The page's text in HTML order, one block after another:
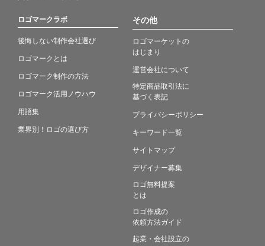
ロゴマークラボ
後悔しない制作会社選び
ロゴマークとは
ロゴマーク制作の方法
ロゴマーク活用ノウハウ
用語集
業界別！ロゴの選び方
その他
ロゴマーケットの
はじまり
運営会社について
特定商品取引法に
基づく表記
プライバシーポリシー
キーワード一覧
サイトマップ
デザイナー募集
ロゴ無料提案
とは
ロゴ作成の
依頼方法ガイド
起業・会社設立の